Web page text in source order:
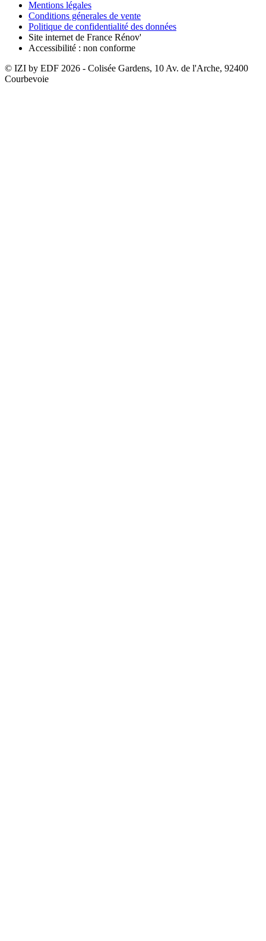
Mentions légales
Conditions génerales de vente
Politique de confidentialité des données
Site internet de France Rénov'
Accessibilité : non conforme
© IZI by EDF 2026 - Colisée Gardens, 10 Av. de l'Arche, 92400
Courbevoie